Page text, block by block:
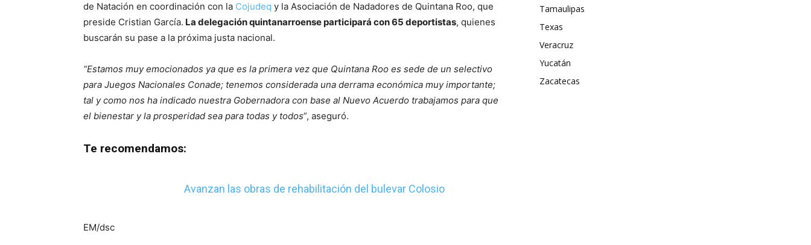
de Natación en coordinación con la Cojudeq y la Asociación de Nadadores de Quintana Roo, que
preside Cristian García. La delegación quintanarroense participará con 65 deportistas, quienes
buscarán su pase a la próxima justa nacional.
“Estamos muy emocionados ya que es la primera vez que Quintana Roo es sede de un selectivo
para Juegos Nacionales Conade; tenemos considerada una derrama económica muy importante;
tal y como nos ha indicado nuestra Gobernadora con base al Nuevo Acuerdo trabajamos para que
el bienestar y la prosperidad sea para todas y todos”, aseguró.
Te recomendamos:
Avanzan las obras de rehabilitación del bulevar Colosio
EM/dsc
Tamaulipas
Texas
Veracruz
Yucatán
Zacatecas